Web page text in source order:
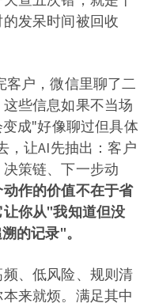
发呆时间被回收
客户，微信里聊了二
些信息如果不当场
成"好像聊过但具体
，让AI先抽出：客户
策链、下一步动
动作的价值不在于省
你从"我知道但没
的记录"。
、低风险、规则清
来就烦。满足其中